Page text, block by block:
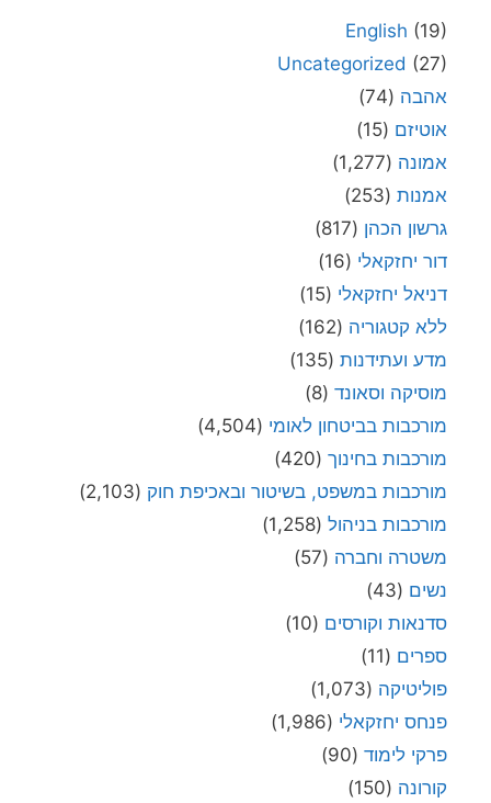
English (19)
Uncategorized (27)
אהבה (74)
אוטיזם (15)
אמונה (1,277)
אמנות (253)
גרשון הכהן (817)
דור יחזקאלי (16)
דניאל יחזקאלי (15)
ללא קטגוריה (162)
מדע ועתידנות (135)
מוסיקה וסאונד (8)
מורכבות בביטחון לאומי (4,504)
מורכבות בחינוך (420)
מורכבות במשפט, בשיטור ובאכיפת חוק (2,103)
מורכבות בניהול (1,258)
משטרה וחברה (57)
נשים (43)
סדנאות וקורסים (10)
ספרים (11)
פוליטיקה (1,073)
פנחס יחזקאלי (1,986)
פרקי לימוד (90)
קורונה (150)